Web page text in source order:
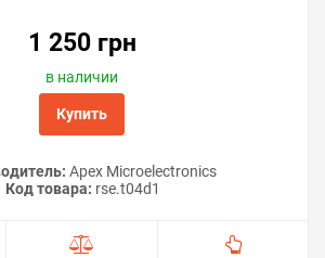
1 250 грн
в наличии
Купить
Apex Microelectronics
Код товара: rse.t04d1